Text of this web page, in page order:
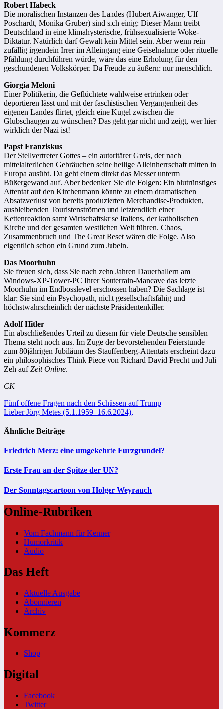
Robert Habeck
Die moralischen Instanzen des Landes (Hubert Aiwanger, Ulf
Poschardt, Monika Gruber) sind sich einig: Dieser Mann treibt
Deutschland in eine klimahysterische, frühsexualisierte Woke-
Diktatur. Natürlich darf Gewalt kein Mittel sein. Aber wenn rein
zufällig irgendein Irrer im Alleingang eine Geiselnahme oder rituelle
Pfählung durchführen würde, wäre das eine Erholung für den
geschundenen Volkskörper. Da Freude zu äußern: nur menschlich.
Giorgia Meloni
Einer Politikerin, die Geflüchtete wahlweise ertrinken oder
deportieren lässt und mit der faschistischen Vergangenheit des
eigenen Landes flirtet, gleich eine Kugel zwischen die
Glubschaugen zu wünschen? Das geht gar nicht und zeigt, wer hier
wirklich der Nazi ist!
Papst Franziskus
Der Stellvertreter Gottes – ein autoritärer Greis, der nach
mittelalterlichen Gebräuchen seine heilige Alleinherrschaft mitten in
Europa ausübt. Da geht einem direkt das Messer unterm
Büßergewand auf. Aber bedenken Sie die Folgen: Ein blutrünstiges
Attentat auf den Kirchenmann könnte zu einem dramatischen
Absatzverlust von bereits produzierten Merchandise-Produkten,
ausbleibenden Touristenströmen und letztendlich einer
Kettenreaktion samt Wirtschaftskrise Italiens, der katholischen
Kirche und der gesamten westlichen Welt führen. Chaos,
Zusammenbruch und The Great Reset wären die Folge. Also
eigentlich schon ein Grund zum Jubeln.
Das Moorhuhn
Sie freuen sich, dass Sie nach zehn Jahren Dauerballern am
Windows-XP-Tower-PC Ihrer Souterrain-Mancave das letzte
Moorhuhn im Endbosslevel erschossen haben? Die Sachlage ist
klar: Sie sind ein Psychopath, nicht gesellschaftsfähig und
höchstwahrscheinlich der nächste Präsidentenkiller.
Adolf Hitler
Ein abschließendes Urteil zu diesem für viele Deutsche sensiblen
Thema steht noch aus. Im Zuge der bevorstehenden Feierstunde
zum 80jährigen Jubiläum des Stauffenberg-Attentats erscheint dazu
ein philosophisches Think Piece von Richard David Precht und Juli
Zeh aufZeit Online.
CK
Beitragsnavigation
Fünf offene Fragen nach den Schüssen auf Trump
Lieber Jörg Metes (5.1.1959–16.6.2024),
Ähnliche Beiträge
Friedrich Merz: eine umgekehrte Furzgrundel?
Erste Frau an der Spitze der UN?
Der Sonntagscartoon von Holger Weyrauch
Online-Rubriken
Vom Fachmann für Kenner
Humorkritik
Audio
Das Heft
Aktuelle Ausgabe
Abonnieren
Archiv
Kommerz
Shop
Digital
Facebook
Twitter